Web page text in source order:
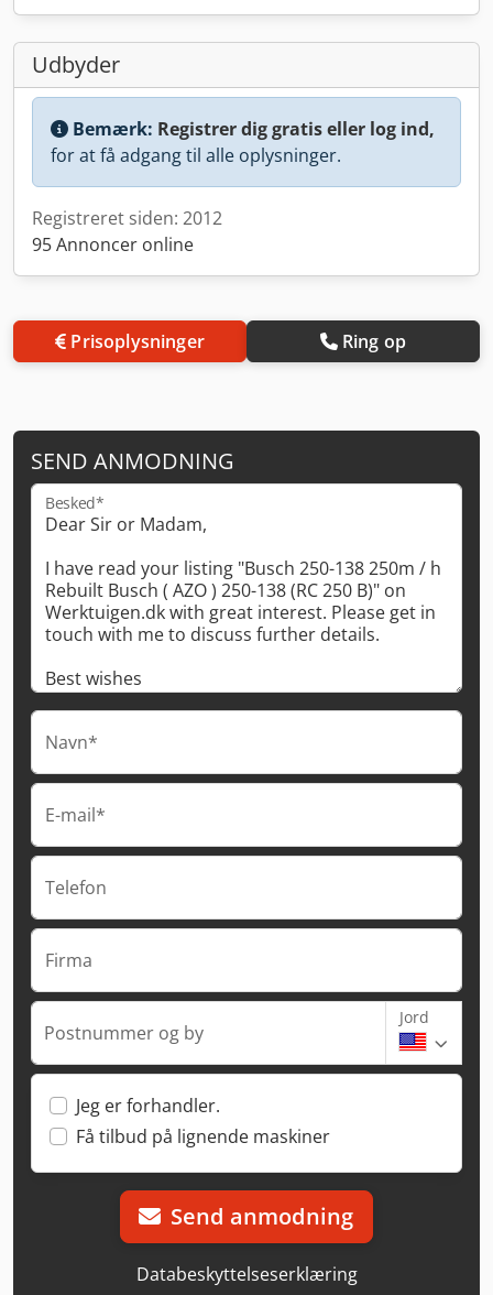
Udbyder
Bemærk: Registrer dig gratis eller log ind,
for at få adgang til alle oplysninger.
Registreret siden: 2012
95 Annoncer online
Prisoplysninger Ring op
SEND ANMODNING
Besked*
Navn*
E-mail*
Telefon
Firma
Postnummer og by
Jord
Jeg er forhandler.
Få tilbud på lignende maskiner
Send anmodning
Databeskyttelseserklæring